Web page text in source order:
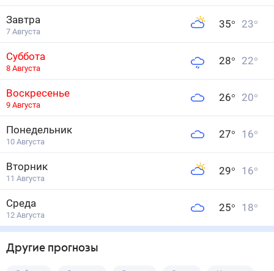
Завтра
7 Августа
35° 23°
Суббота
8 Августа
28° 22°
Воскресенье
9 Августа
26° 20°
Понедельник
10 Августа
27° 16°
Вторник
11 Августа
29° 16°
Среда
12 Августа
25° 18°
Другие прогнозы